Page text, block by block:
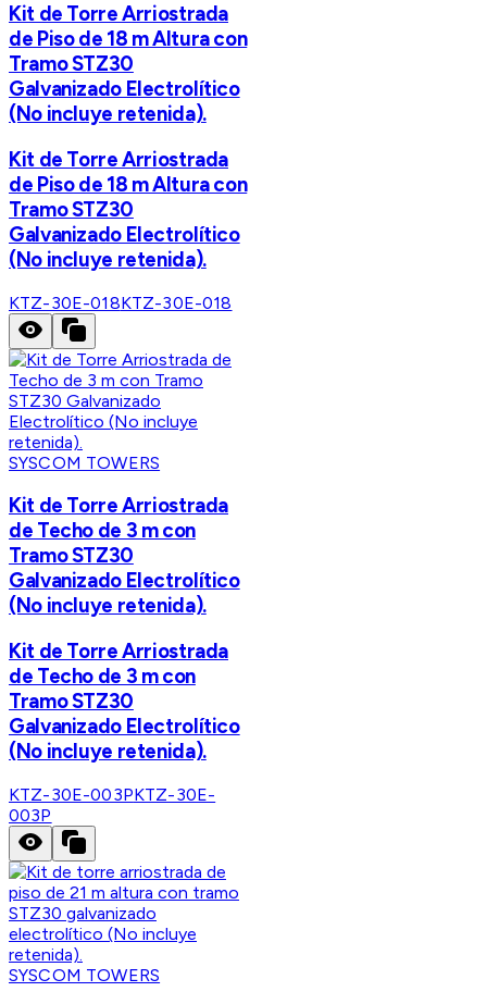
Kit de Torre Arriostrada
de Piso de 18 m Altura con
Tramo STZ30
Galvanizado Electrolítico
(No incluye retenida).
Kit de Torre Arriostrada
de Piso de 18 m Altura con
Tramo STZ30
Galvanizado Electrolítico
(No incluye retenida).
KTZ-30E-018KTZ-30E-018
SYSCOM TOWERS
Kit de Torre Arriostrada
de Techo de 3 m con
Tramo STZ30
Galvanizado Electrolítico
(No incluye retenida).
Kit de Torre Arriostrada
de Techo de 3 m con
Tramo STZ30
Galvanizado Electrolítico
(No incluye retenida).
KTZ-30E-003PKTZ-30E-
003P
SYSCOM TOWERS